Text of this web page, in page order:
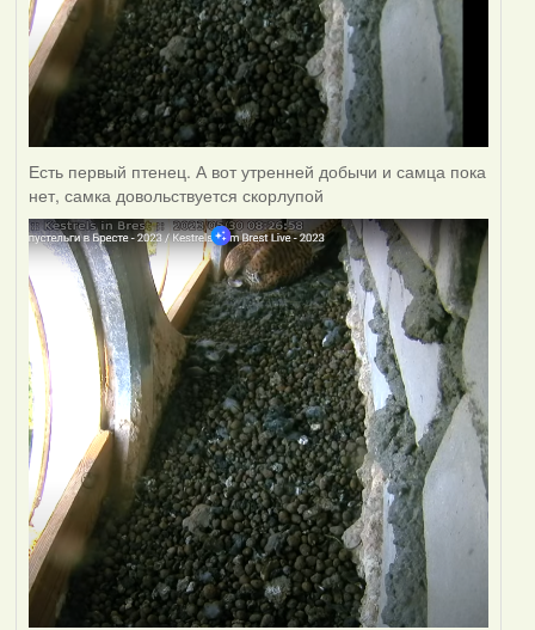
Есть первый птенец. А вот утренней добычи и самца пока
нет, самка довольствуется скорлупой